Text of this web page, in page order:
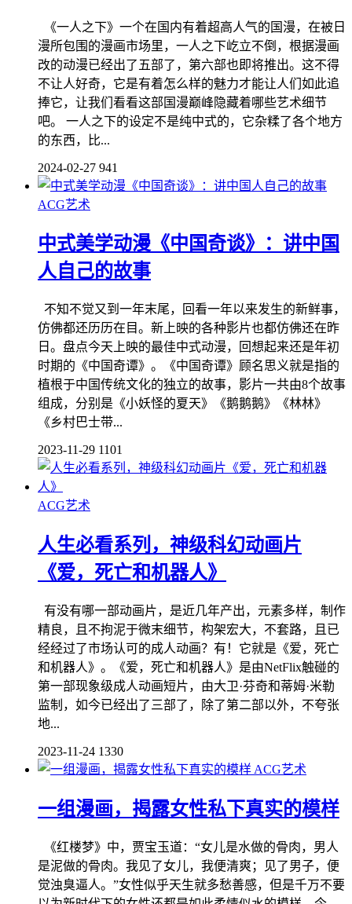
《一人之下》一个在国内有着超高人气的国漫，在被日
漫所包围的漫画市场里，一人之下屹立不倒，根据漫画
改的动漫已经出了五部了，第六部也即将推出。这不得
不让人好奇，它是有着怎么样的魅力才能让人们如此追
捧它，让我们看看这部国漫巅峰隐藏着哪些艺术细节
吧。 一人之下的设定不是纯中式的，它杂糅了各个地方
的东西，比...
2024-02-27 941
ACG艺术
中式美学动漫《中国奇谈》：讲中国
人自己的故事
不知不觉又到一年末尾，回看一年以来发生的新鲜事，
仿佛都还历历在目。新上映的各种影片也都仿佛还在昨
日。盘点今天上映的最佳中式动漫，回想起来还是年初
时期的《中国奇谭》。《中国奇谭》顾名思义就是指的
植根于中国传统文化的独立的故事，影片一共由8个故事
组成，分别是《小妖怪的夏天》《鹅鹅鹅》《林林》
《乡村巴士带...
2023-11-29 1101
ACG艺术
人生必看系列，神级科幻动画片
《爱，死亡和机器人》
有没有哪一部动画片，是近几年产出，元素多样，制作
精良，且不拘泥于微末细节，构架宏大，不套路，且已
经经过了市场认可的成人动画？有！它就是《爱，死亡
和机器人》。《爱，死亡和机器人》是由NetFlix触碰的
第一部现象级成人动画短片，由大卫·芬奇和蒂姆·米勒
监制，如今已经出了三部了，除了第二部以外，不夸张
地...
2023-11-24 1330
ACG艺术
一组漫画，揭露女性私下真实的模样
《红楼梦》中，贾宝玉道：“女儿是水做的骨肉，男人
是泥做的骨肉。我见了女儿，我便清爽；见了男子，便
觉浊臭逼人。”女性似乎天生就多愁善感，但是千万不要